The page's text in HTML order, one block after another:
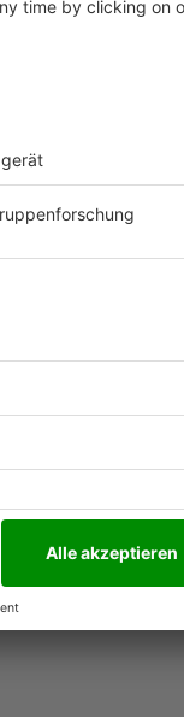
Leseprobe 7
Leseprobe 2
Leseprobe 9
Leseprobe 10